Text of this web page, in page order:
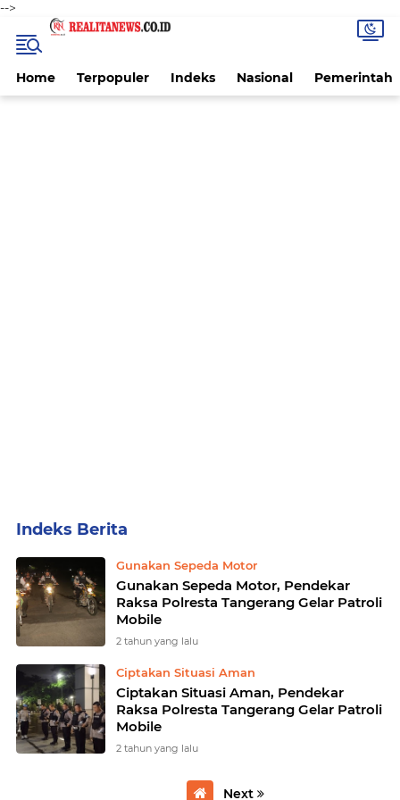
-->
Home Terpopuler Indeks Nasional Pemerintah
Gunakan Sepeda Motor
Gunakan Sepeda Motor, Pendekar
Raksa Polresta Tangerang Gelar Patroli
Mobile
2 tahun yang lalu
Ciptakan Situasi Aman
Ciptakan Situasi Aman, Pendekar
Raksa Polresta Tangerang Gelar Patroli
Mobile
2 tahun yang lalu
Next